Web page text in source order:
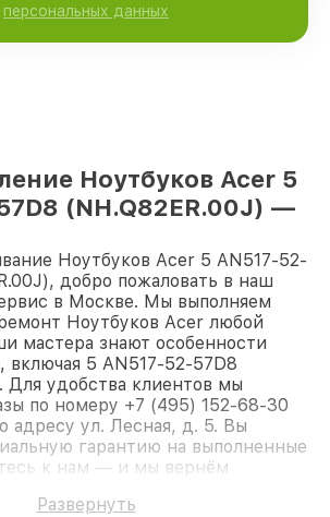
персональных данных
Ноутбуков Acer 5
(NH.Q82ER.00J) —
Ноутбуков Acer 5 AN517-52-
добро пожаловать в наш
в Москве. Мы выполняем
Ноутбуков Acer любой
мастера знают особенности
5 AN517-52-57D8
Для удобства клиентов мы
по номеру +7 (495) 152-68-30
адресу ул. Лесная, д. 5. Вы
гарантию на выполненные
к нам — и мы вернём
Развернуть